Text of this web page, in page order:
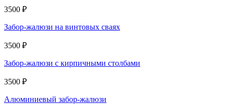
3500 ₽
Забор-жалюзи на винтовых сваях
3500 ₽
Забор-жалюзи с кирпичными столбами
3500 ₽
Алюминиевый забор-жалюзи